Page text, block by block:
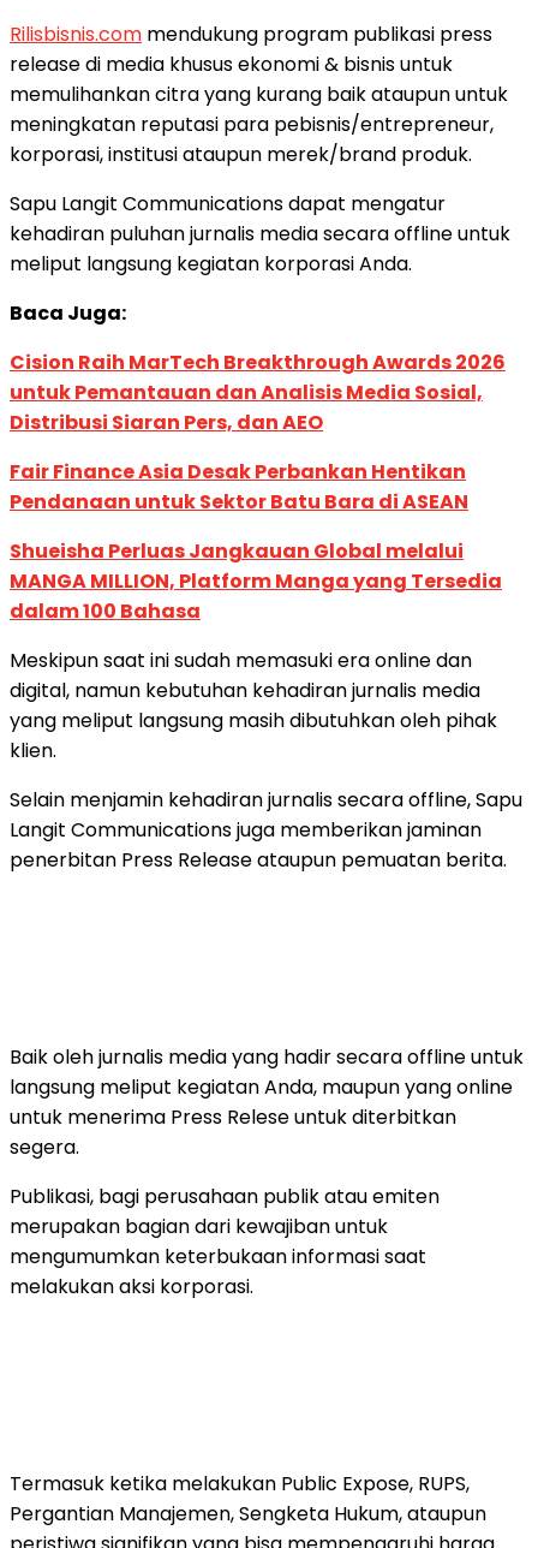
Rilisbisnis.com mendukung program publikasi press
release di media khusus ekonomi & bisnis untuk
memulihankan citra yang kurang baik ataupun untuk
meningkatan reputasi para pebisnis/entrepreneur,
korporasi, institusi ataupun merek/brand produk.
Sapu Langit Communications dapat mengatur
kehadiran puluhan jurnalis media secara offline untuk
meliput langsung kegiatan korporasi Anda.
Baca Juga:
Cision Raih MarTech Breakthrough Awards 2026
untuk Pemantauan dan Analisis Media Sosial,
Distribusi Siaran Pers, dan AEO
Fair Finance Asia Desak Perbankan Hentikan
Pendanaan untuk Sektor Batu Bara di ASEAN
Shueisha Perluas Jangkauan Global melalui
MANGA MILLION, Platform Manga yang Tersedia
dalam 100 Bahasa
Meskipun saat ini sudah memasuki era online dan
digital, namun kebutuhan kehadiran jurnalis media
yang meliput langsung masih dibutuhkan oleh pihak
klien.
Selain menjamin kehadiran jurnalis secara offline, Sapu
Langit Communications juga memberikan jaminan
penerbitan Press Release ataupun pemuatan berita.
Baik oleh jurnalis media yang hadir secara offline untuk
langsung meliput kegiatan Anda, maupun yang online
untuk menerima Press Relese untuk diterbitkan
segera.
Publikasi, bagi perusahaan publik atau emiten
merupakan bagian dari kewajiban untuk
mengumumkan keterbukaan informasi saat
melakukan aksi korporasi.
Termasuk ketika melakukan Public Expose, RUPS,
Pergantian Manajemen, Sengketa Hukum, ataupun